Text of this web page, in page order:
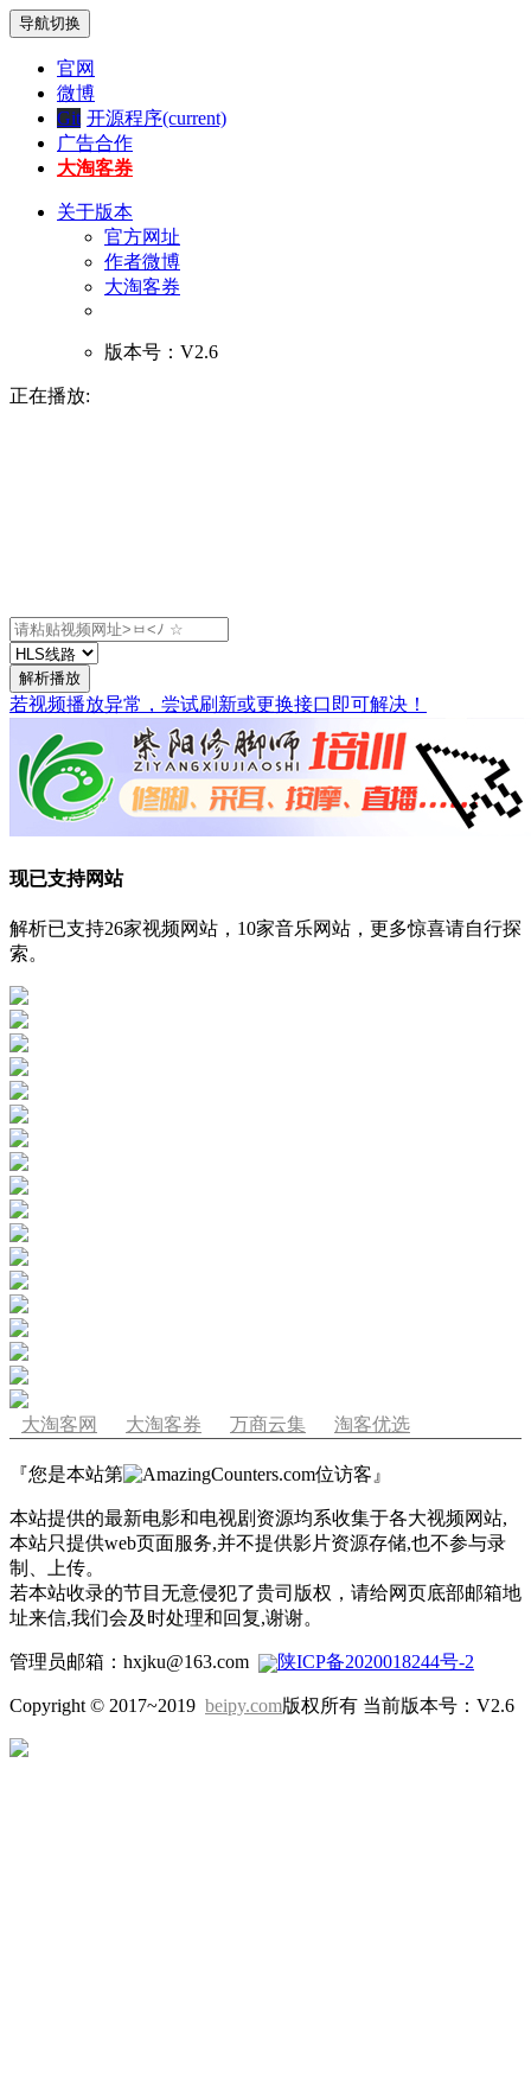
导航切换
官网
微博
Git 开源程序(current)
广告合作
大淘客券
关于版本
官方网址
作者微博
大淘客券
版本号：V2.6
正在播放:
解析播放
若视频播放异常，尝试刷新或更换接口即可解决！
现已支持网站
解析已支持26家视频网站，10家音乐网站，更多惊喜请自行探
索。
大淘客网 大淘客券 万商云集 淘客优选
『您是本站第 位访客』
本站提供的最新电影和电视剧资源均系收集于各大视频网站,
本站只提供web页面服务,并不提供影片资源存储,也不参与录
制、上传。
若本站收录的节目无意侵犯了贵司版权，请给网页底部邮箱地
址来信,我们会及时处理和回复,谢谢。
管理员邮箱：hxjku@163.com 陕ICP备2020018244号-2
Copyright © 2017~2019 beipy.com版权所有 当前版本号：V2.6